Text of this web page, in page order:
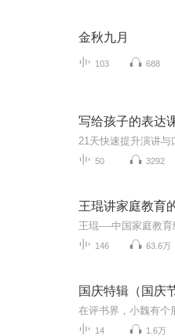
金秋九月
103 688
写给孩子的表达
21天快速提升演讲与
50 3292
王琨讲家庭教育
146 63.6万
国庆特辑（国庆
14 1.6万